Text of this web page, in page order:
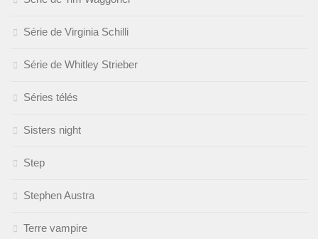
Série de Virginia Schilli
Série de Whitley Strieber
Séries télés
Sisters night
Step
Stephen Austra
Terre vampire